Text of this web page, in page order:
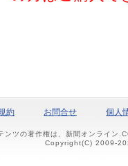
約 お問合せ 個人
ツの著作権は、新聞オンライン
Copyright(C) 2009-